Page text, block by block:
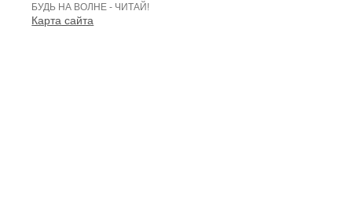
БУДЬ НА ВОЛНЕ - ЧИТАЙ!
Карта сайта